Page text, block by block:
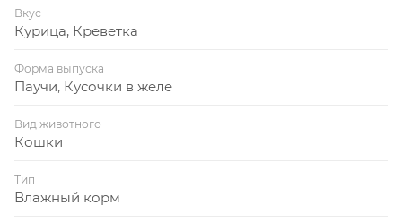
Вкус
Курица, Креветка
Форма выпуска
Паучи, Кусочки в желе
Вид животного
Кошки
Тип
Влажный корм